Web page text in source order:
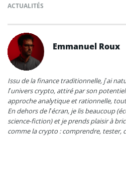
ACTUALITÉS
Emmanuel Roux
Issu de la finance traditionnelle, j’ai
l’univers crypto, attiré par son
approche analytique et rationnelle,
En dehors de l’écran, je lis beaucoup
science-fiction) et je prends plaisir à
comme la crypto : comprendre, tester,